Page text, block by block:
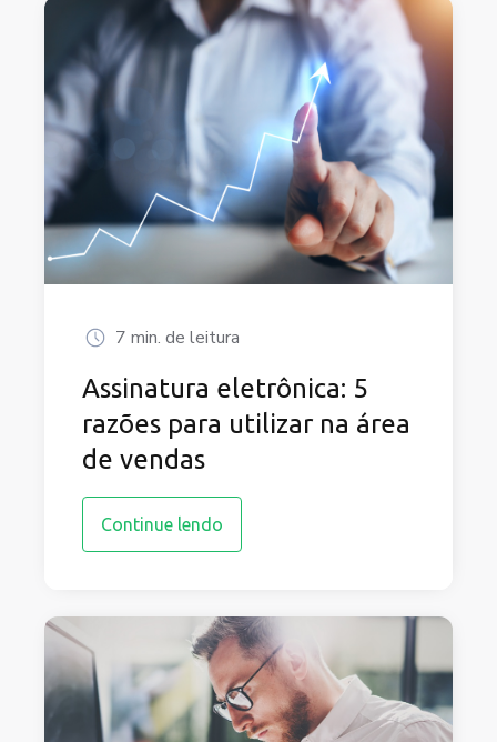
7 min. de leitura
Assinatura eletrônica: 5
razões para utilizar na área
de vendas
Continue lendo